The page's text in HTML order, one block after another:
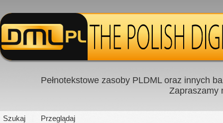
Pełnotekstowe zasoby PLDML oraz innych
Zapraszamy
Szukaj Przeglądaj